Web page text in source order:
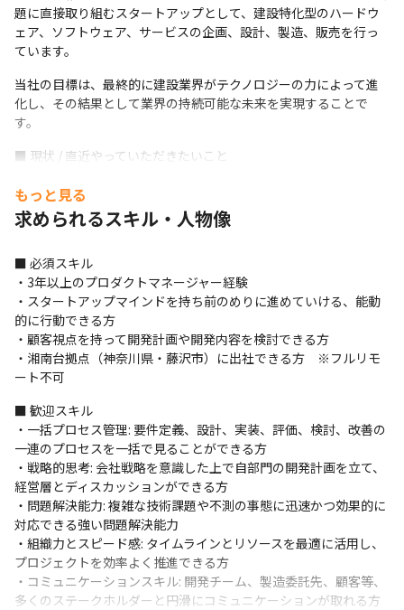
題に直接取り組むスタートアップとして、建設特化型のハードウ
ェア、ソフトウェア、サービスの企画、設計、製造、販売を行っ
ています。
当社の目標は、最終的に建設業界がテクノロジーの力によって進
化し、その結果として業界の持続可能な未来を実現することで
す。
■ 現状 / 直近やっていただきたいこと
けた推進と開発
・プロダクト品質管理: ご専門性に合わせデザイン、設計やコード
レビューやテストなどプロダクト品質管理
ア・マテリアル・オペレーションといった他の研究開発実行部門
とも密に連携を取り、開発推進
■ 今後取り組みたいこと / 期待したいこと
・事業領域拡大に合わせて、開発拡販戦略の策定
・市場分析やユーザーフィードバック、データに基づくプロダク
ト改善
もっと見る
求められるスキル・人物像
■ 必須スキル
・3年以上のプロダクトマネージャー経験
・スタートアップマインドを持ち前のめりに進めていける、能動
的に行動できる方
・顧客視点を持って開発計画や開発内容を検討できる方
・湘南台拠点（神奈川県・藤沢市）に出社できる方　※フルリモ
ート不可
■ 歓迎スキル
・一括プロセス管理: 要件定義、設計、実装、評価、検討、改善の
一連のプロセスを一括で見ることができる方
・戦略的思考: 会社戦略を意識した上で自部門の開発計画を立て、
経営層とディスカッションができる方
・問題解決能力: 複雑な技術課題や不測の事態に迅速かつ効果的に
対応できる強い問題解決能力
・組織力とスピード感: タイムラインとリソースを最適に活用し、
プロジェクトを効率よく推進できる方
・コミュニケーションスキル: 開発チーム、製造委託先、顧客等、
多くのステークホルダーと円滑にコミュニケーションが取れる方